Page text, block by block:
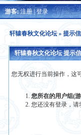
游客:注册|登录
轩辕春秋文化论坛» 提示
轩辕春秋文化论坛 提示
您无权进行当前操作，这
您所在的用户组(
您还没有登录，请